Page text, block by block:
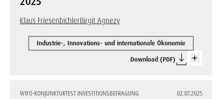
Klaus FriesenbichlerBirgit Agnezy
Industrie-, Innovations- und internationale Ökonomie
Download (PDF)
WIFO-KONJUNKTURTEST INVESTITIONSBEFRAGUNG 02.07.2025